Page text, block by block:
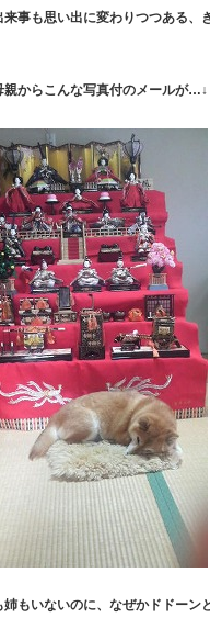
来事も思い出に変わりつつある、
親からこんな写真付のメールが…↓
もいないのに、なぜかドドーン